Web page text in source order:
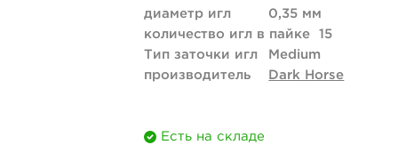
диаметр игл
0,35 мм
количество игл в пайке
15
Тип заточки игл
Medium
производитель
Dark Horse
Есть на складе